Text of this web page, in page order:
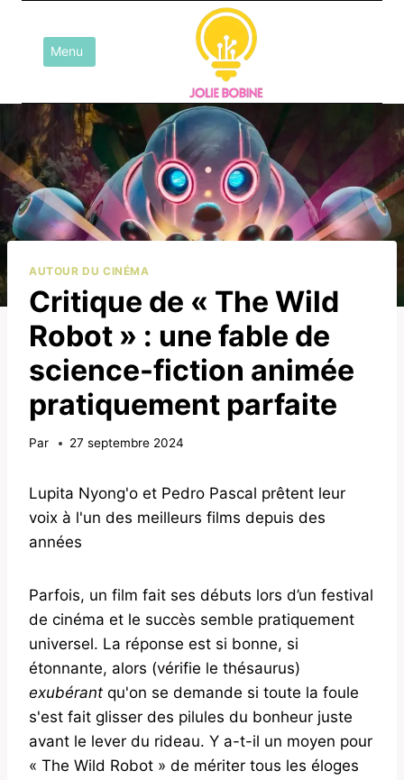
contenuMenu
AUTOUR DU CINÉMA
Critique de « The Wild
Robot » : une fable de
science-fiction animée
pratiquement parfaite
Par 27 septembre 2024
Lupita Nyong'o et Pedro Pascal prêtent leur
voix à l'un des meilleurs films depuis des
années
Parfois, un film fait ses débuts lors d’un festival
de cinéma et le succès semble pratiquement
universel. La réponse est si bonne, si
étonnante, alors (vérifie le thésaurus)
exubérant qu'on se demande si toute la foule
s'est fait glisser des pilules du bonheur juste
avant le lever du rideau. Y a-t-il un moyen pour
« The Wild Robot » de mériter tous les éloges